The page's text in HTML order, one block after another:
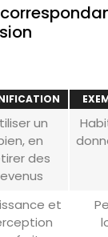
un
en
des
et